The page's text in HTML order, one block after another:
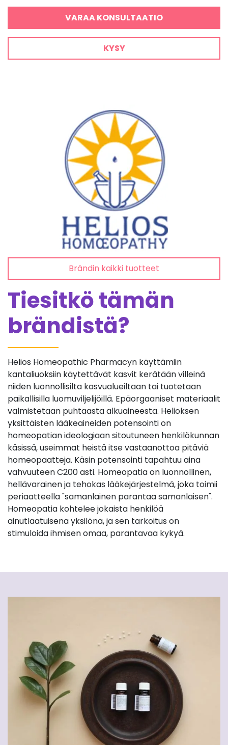
VARAA KONSULTAATIO
KYSY
Brändin kaikki tuotteet
Tiesitkö tämän
brändistä?
Helios Homeopathic Pharmacyn käyttämiin
kantaliuoksiin käytettävät kasvit kerätään villeinä
niiden luonnollisilta kasvualueiltaan tai tuotetaan
paikallisilla luomuviljelijöillä. Epäorgaaniset materiaalit
valmistetaan puhtaasta alkuaineesta. Helioksen
yksittäisten lääkeaineiden potensointi on
homeopatian ideologiaan sitoutuneen henkilökunnan
käsissä, useimmat heistä itse vastaanottoa pitäviä
homeopaatteja. Käsin potensointi tapahtuu aina
vahvuuteen C200 asti. Homeopatia on luonnollinen,
hellävarainen ja tehokas lääkejärjestelmä, joka toimii
periaatteella "samanlainen parantaa samanlaisen".
Homeopatia kohtelee jokaista henkilöä
ainutlaatuisena yksilönä, ja sen tarkoitus on
stimuloida ihmisen omaa, parantavaa kykyä.